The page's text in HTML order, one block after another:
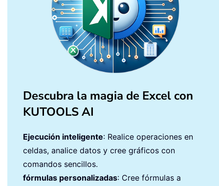
Descubra la magia de Excel con
KUTOOLS AI
Ejecución inteligente: Realice operaciones en
celdas, analice datos y cree gráficos con
comandos sencillos.
fórmulas personalizadas: Cree fórmulas a